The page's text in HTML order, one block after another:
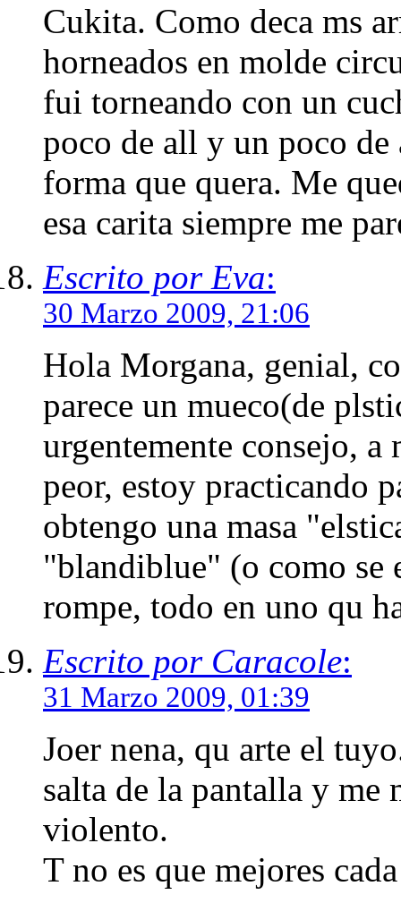
Cukita. Como deca ms
horneados en molde
fui torneando con un
poco de all y un poco de
forma que quera. Me
esa carita siempre me
Escrito por Eva:
30 Marzo 2009, 21:06
Hola Morgana, genial,
parece un mueco(de
urgentemente consejo, a
peor, estoy practicando
obtengo una masa
"blandiblue" (o como se
rompe, todo en uno qu
Escrito por Caracole:
31 Marzo 2009, 01:39
Joer nena, qu arte el
salta de la pantalla y me
violento.
T no es que mejores